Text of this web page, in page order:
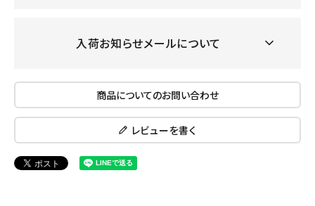
入荷お知らせメールについて
商品についてのお問い合わせ
レビューを書く